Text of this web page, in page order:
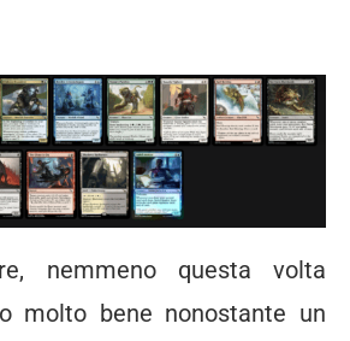
nemmeno questa volta
molto bene nonostante un